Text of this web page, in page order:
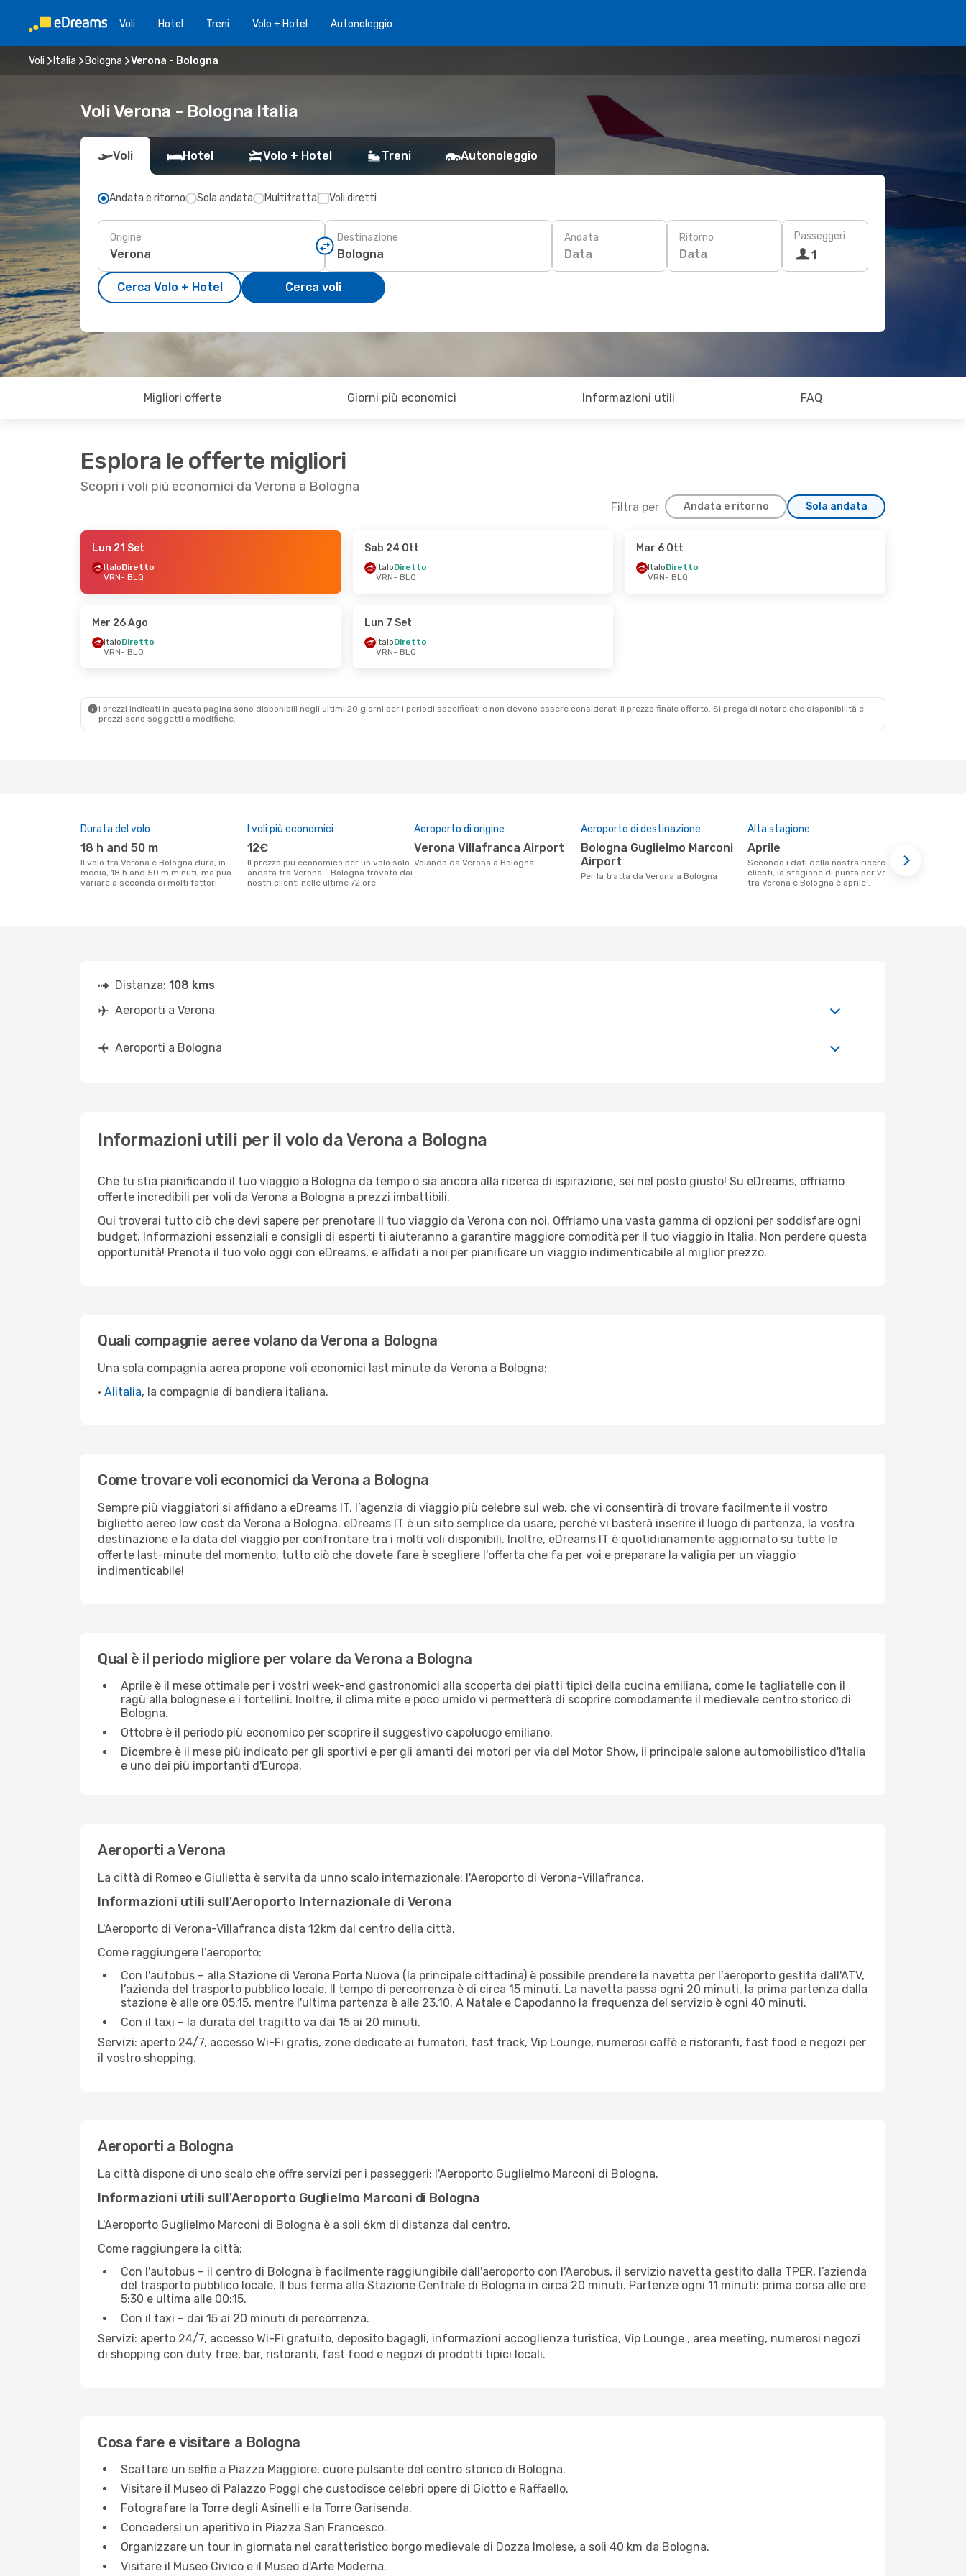
Voli Hotel Treni Volo + Hotel Autonoleggio
Voli Italia Bologna Verona - Bologna
Voli Verona - Bologna Italia
Voli Hotel Volo + Hotel Treni Autonoleggio
Andata e ritorno Sola andata Multitratta Voli diretti
Origine Destinazione Andata
Data
Ritorno
Data
Passeggeri
1
Cerca Volo + Hotel Cerca voli
Migliori offerte Giorni più economici Informazioni utili FAQ
Esplora le offerte migliori
Scopri i voli più economici da Verona a Bologna
Filtra per Andata e ritorno Sola andata
- Mar 22 Set
- Lun 24 Ago
Lun 21 Set
ItaloDiretto
VRN- BLQ
Sab 24 Ott
ItaloDiretto
VRN- BLQ
Mar 6 Ott
ItaloDiretto
VRN- BLQ
Mer 26 Ago
ItaloDiretto
VRN- BLQ
Lun 7 Set
ItaloDiretto
VRN- BLQ
I prezzi indicati in questa pagina sono disponibili negli ultimi 20 giorni per i periodi specificati e non devono essere considerati il ​​prezzo finale offerto. Si prega di notare che disponibilità e
prezzi sono soggetti a modifiche.
Durata del volo
18 h and 50 m
Il volo tra Verona e Bologna dura, in
media, 18 h and 50 m minuti, ma può
variare a seconda di molti fattori
I voli più economici
12€
Il prezzo più economico per un volo solo
andata tra Verona - Bologna trovato dai
nostri clienti nelle ultime 72 ore
Aeroporto di origine
Verona Villafranca Airport
Volando da Verona a Bologna
Aeroporto di destinazione
Bologna Guglielmo Marconi
Airport
Per la tratta da Verona a Bologna
Alta stagione
aprile
Secondo i dati della nostra ricerca
clienti, la stagione di punta per volare
tra Verona e Bologna è aprile .
Distanza: 108 kms
Aeroporti a Verona
Aeroporti a Bologna
Informazioni utili per il volo da Verona a Bologna
Che tu stia pianificando il tuo viaggio a Bologna da tempo o sia ancora alla ricerca di ispirazione, sei nel posto giusto! Su eDreams, offriamo
offerte incredibili per voli da Verona a Bologna a prezzi imbattibili.
Qui troverai tutto ciò che devi sapere per prenotare il tuo viaggio da Verona con noi. Offriamo una vasta gamma di opzioni per soddisfare ogni
budget. Informazioni essenziali e consigli di esperti ti aiuteranno a garantire maggiore comodità per il tuo viaggio in Italia. Non perdere questa
opportunità! Prenota il tuo volo oggi con eDreams, e affidati a noi per pianificare un viaggio indimenticabile al miglior prezzo.
Quali compagnie aeree volano da Verona a Bologna
Una sola compagnia aerea propone voli economici last minute da Verona a Bologna:
• Alitalia, la compagnia di bandiera italiana.
Come trovare voli economici da Verona a Bologna
Sempre più viaggiatori si affidano a eDreams IT, l’agenzia di viaggio più celebre sul web, che vi consentirà di trovare facilmente il vostro
biglietto aereo low cost da Verona a Bologna. eDreams IT è un sito semplice da usare, perché vi basterà inserire il luogo di partenza, la vostra
destinazione e la data del viaggio per confrontare tra i molti voli disponibili. Inoltre, eDreams IT è quotidianamente aggiornato su tutte le
offerte last-minute del momento, tutto ciò che dovete fare è scegliere l'offerta che fa per voi e preparare la valigia per un viaggio
indimenticabile!
Qual è il periodo migliore per volare da Verona a Bologna
Aprile è il mese ottimale per i vostri week-end gastronomici alla scoperta dei piatti tipici della cucina emiliana, come le tagliatelle con il
ragù alla bolognese e i tortellini. Inoltre, il clima mite e poco umido vi permetterà di scoprire comodamente il medievale centro storico di
Bologna.
Ottobre è il periodo più economico per scoprire il suggestivo capoluogo emiliano.
Dicembre è il mese più indicato per gli sportivi e per gli amanti dei motori per via del Motor Show, il principale salone automobilistico d'Italia
e uno dei più importanti d'Europa.
Aeroporti a Verona
La città di Romeo e Giulietta è servita da unno scalo internazionale: l'Aeroporto di Verona-Villafranca.
Informazioni utili sull'Aeroporto Internazionale di Verona
L'Aeroporto di Verona-Villafranca dista 12km dal centro della città.
Come raggiungere l’aeroporto:
Con l'autobus – alla Stazione di Verona Porta Nuova (la principale cittadina) è possibile prendere la navetta per l’aeroporto gestita dall'ATV,
l’azienda del trasporto pubblico locale. Il tempo di percorrenza è di circa 15 minuti. La navetta passa ogni 20 minuti, la prima partenza dalla
stazione è alle ore 05.15, mentre l'ultima partenza è alle 23.10. A Natale e Capodanno la frequenza del servizio è ogni 40 minuti.
Con il taxi – la durata del tragitto va dai 15 ai 20 minuti.
Servizi: aperto 24/7, accesso Wi-Fi gratis, zone dedicate ai fumatori, fast track, Vip Lounge, numerosi caffè e ristoranti, fast food e negozi per
il vostro shopping.
Aeroporti a Bologna
La città dispone di uno scalo che offre servizi per i passeggeri: l'Aeroporto Guglielmo Marconi di Bologna.
Informazioni utili sull'Aeroporto Guglielmo Marconi di Bologna
L'Aeroporto Guglielmo Marconi di Bologna è a soli 6km di distanza dal centro.
Come raggiungere la città:
Con l'autobus – il centro di Bologna è facilmente raggiungibile dall'aeroporto con l'Aerobus, il servizio navetta gestito dalla TPER, l’azienda
del trasporto pubblico locale. Il bus ferma alla Stazione Centrale di Bologna in circa 20 minuti. Partenze ogni 11 minuti: prima corsa alle ore
5:30 e ultima alle 00:15.
Con il taxi – dai 15 ai 20 minuti di percorrenza.
Servizi: aperto 24/7, accesso Wi-Fi gratuito, deposito bagagli, informazioni accoglienza turistica, Vip Lounge , area meeting, numerosi negozi
di shopping con duty free, bar, ristoranti, fast food e negozi di prodotti tipici locali.
Cosa fare e visitare a Bologna
Scattare un selfie a Piazza Maggiore, cuore pulsante del centro storico di Bologna.
Visitare il Museo di Palazzo Poggi che custodisce celebri opere di Giotto e Raffaello.
Fotografare la Torre degli Asinelli e la Torre Garisenda.
Concedersi un aperitivo in Piazza San Francesco.
Organizzare un tour in giornata nel caratteristico borgo medievale di Dozza Imolese, a soli 40 km da Bologna.
Visitare il Museo Civico e il Museo d'Arte Moderna.